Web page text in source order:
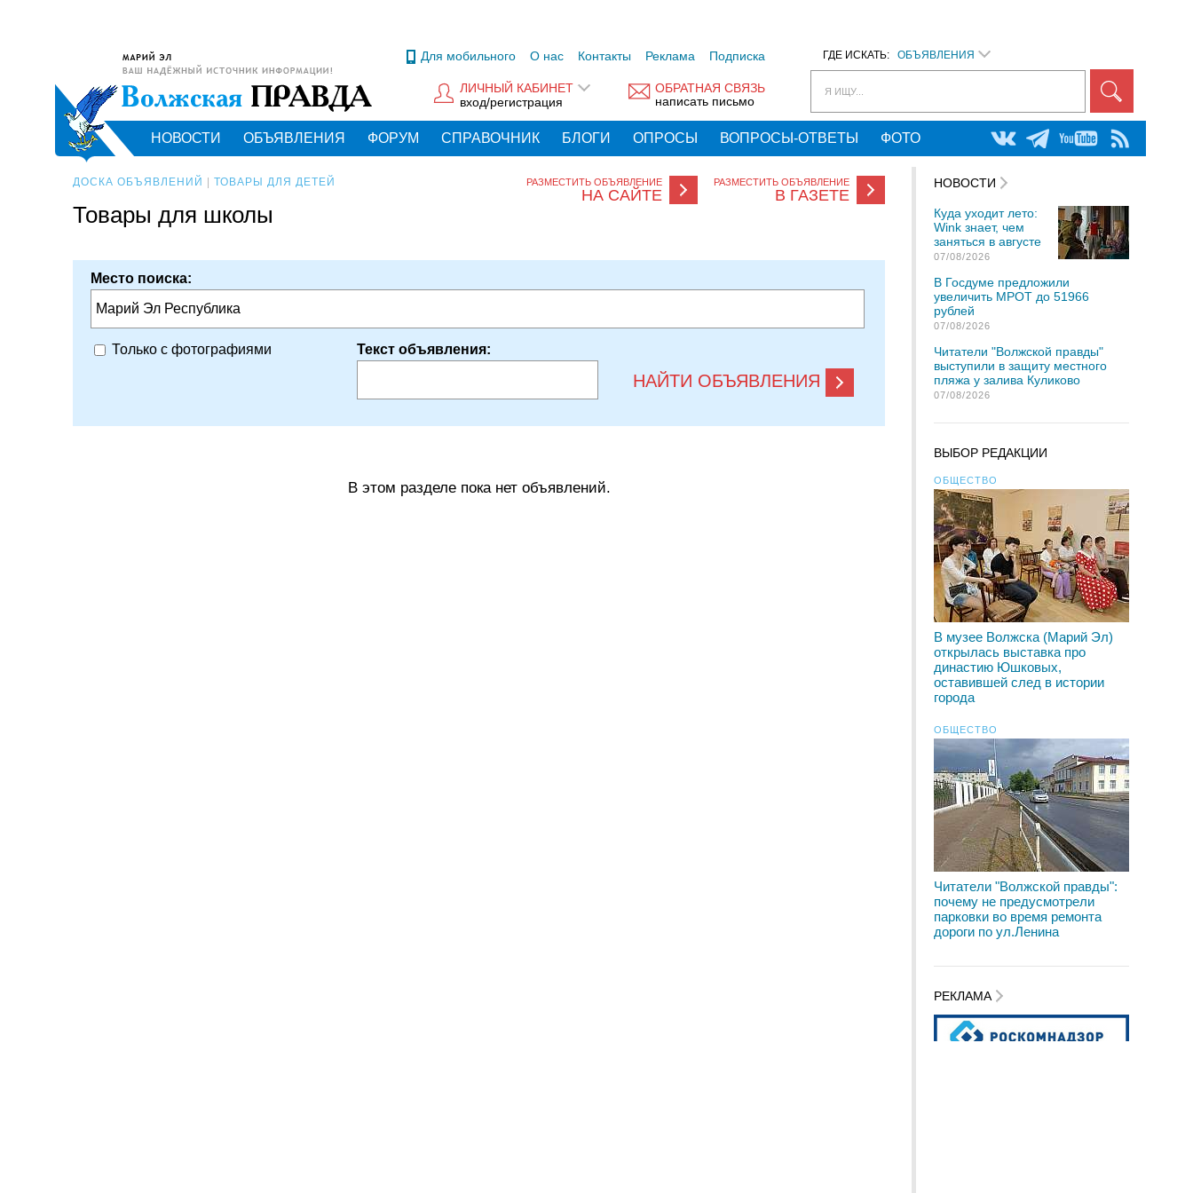
ГДЕ ИСКАТЬ: ОБЪЯВЛЕНИЯ
Я ИЩУ...
Для мобильного О нас Контакты Реклама Подписка
ОБРАТНАЯ СВЯЗЬ
написать письмо
ЛИЧНЫЙ КАБИНЕТ
вход/регистрация
НОВОСТИ ОБЪЯВЛЕНИЯ ФОРУМ СПРАВОЧНИК БЛОГИ ОПРОСЫ ВОПРОСЫ-ОТВЕТЫ ФОТО
РАЗМЕСТИТЬ ОБЪЯВЛЕНИЕ
НА САЙТЕ
РАЗМЕСТИТЬ ОБЪЯВЛЕНИЕ
В ГАЗЕТЕ
ДОСКА ОБЪЯВЛЕНИЙ ТОВАРЫ ДЛЯ ДЕТЕЙ
Товары для школы
Место поиска:
Марий Эл Республика
Только с фотографиями Текст объявления:
НАЙТИ ОБЪЯВЛЕНИЯ
В этом разделе пока нет объявлений.
НОВОСТИ
Куда уходит лето:
Wink знает, чем
заняться в августе
07/08/2026
В Госдуме предложили
увеличить МРОТ до 51966
рублей
07/08/2026
Читатели "Волжской правды"
выступили в защиту местного
пляжа у залива Куликово
07/08/2026
ВЫБОР РЕДАКЦИИ
ОБЩЕСТВО
В музее Волжска (Марий Эл)
открылась выставка про
династию Юшковых,
оставившей след в истории
города
ОБЩЕСТВО
Читатели "Волжской правды":
почему не предусмотрели
парковки во время ремонта
дороги по ул.Ленина
РЕКЛАМА